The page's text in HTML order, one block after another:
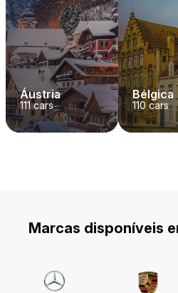
Áustria
111cars
Bélgica
110 cars
Marcas disponíveis